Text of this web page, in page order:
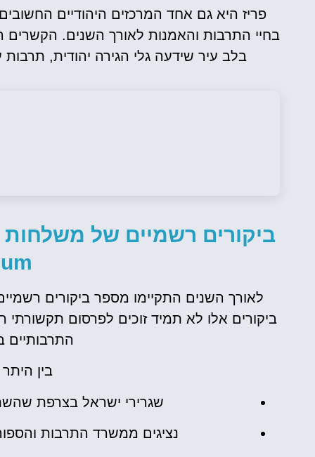
פריז היא גם אחד המרכזים היהודיים
בחיי התרבות והאמנות לאורך השנים. הקשרים
בלב עיר שידעה גלי הגירה יהודית, תרבות
לאורך השנים התקיימו מספר ביקורים
ביקורים אלו לא תמיד זוכים לפרסום
התרבותיים
בין
שגרירי ישראל בצרפת
נציגים ממשרד התרבות